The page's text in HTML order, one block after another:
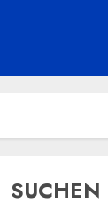
SUCHEN